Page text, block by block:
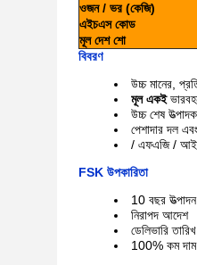
ওজন / ভর (কেজি)
এইচএস কোড
মূল দেশ শো
বিবরণ
উচ্চ মানের,
মূল একই
উচ্চ শেষ
পেশাদার দল
/ এফএজি /
FSK উপকারিতা
10 বছর
নিরাপদ আদেশ
ডেলিভারি তারিখ
100% কম দাম